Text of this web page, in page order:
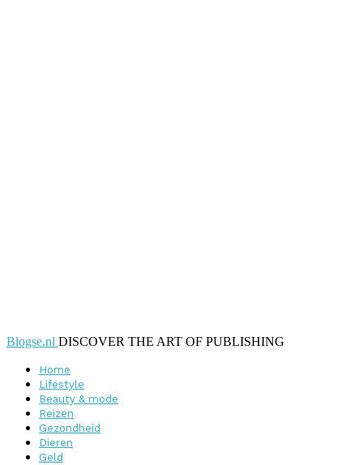
Blogse.nl DISCOVER THE ART OF PUBLISHING
Home
Lifestyle
Beauty & mode
Reizen
Gezondheid
Dieren
Geld